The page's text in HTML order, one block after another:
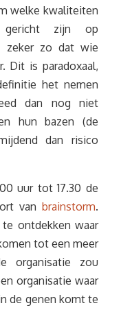
welke kwaliteiten
gericht zijn op
zeker zo dat wie
Dit is paradoxaal,
het nemen
dan nog niet
hun bazen (de
dan risico
uur tot 17.30 de
van brainstorm.
ontdekken waar
tot een meer
organisatie zou
organisatie waar
de genen komt te